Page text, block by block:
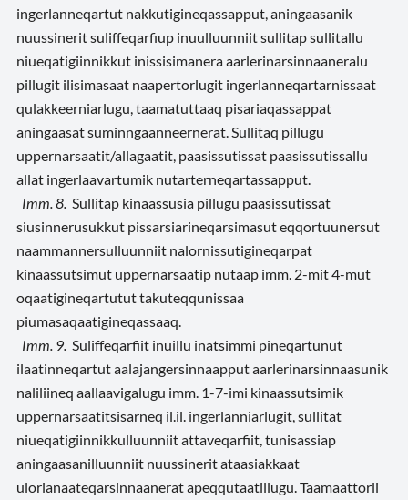
ingerlanneqartut nakkutigineqassapput, aningaasanik
nuussinerit suliffeqarfiup inuulluunniit sullitap sullitallu
niueqatigiinnikkut inissisimanera aarlerinarsinnaaneralu
pillugit ilisimasaat naapertorlugit ingerlanneqartarnissaat
qulakkeerniarlugu, taamatuttaaq pisariaqassappat
aningaasat suminngaanneernerat. Sullitaq pillugu
uppernarsaatit/allagaatit, paasissutissat paasissutissallu
allat ingerlaavartumik nutarterneqartassapput.
Imm. 8. Sullitap kinaassusia pillugu paasissutissat
siusinnerusukkut pissarsiarineqarsimasut eqqortuunersut
naammannersulluunniit nalornissutigineqarpat
kinaassutsimut uppernarsaatip nutaap imm. 2-mit 4-mut
oqaatigineqartutut takuteqqunissaa
piumasaqaatigineqassaaq.
Imm. 9. Suliffeqarfiit inuillu inatsimmi pineqartunut
ilaatinneqartut aalajangersinnaapput aarlerinarsinnaasunik
naliliineq aallaavigalugu imm. 1-7-imi kinaassutsimik
uppernarsaatitsisarneq il.il. ingerlanniarlugit, sullitat
niueqatigiinnikkulluunniit attaveqarfiit, tunisassiap
aningaasanilluunniit nuussinerit ataasiakkaat
ulorianaateqarsinnaanerat apeqqutaatillugu. Taamaattorli